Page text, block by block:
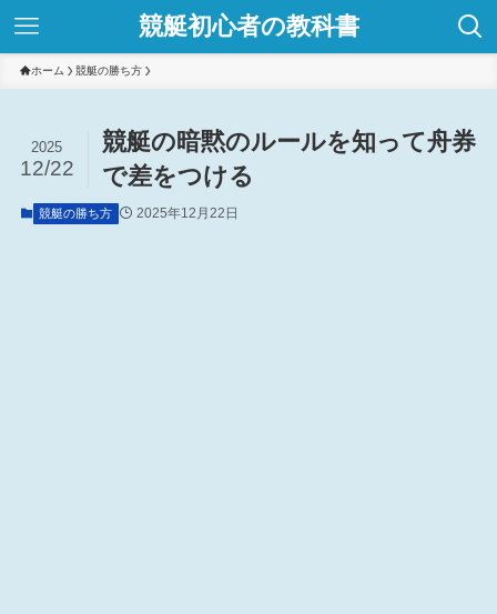
競艇初心者の教科書
ホーム 競艇の勝ち方
競艇の暗黙のルールを知って舟券
で差をつける
2025
12/22
競艇の勝ち方 2025年12月22日